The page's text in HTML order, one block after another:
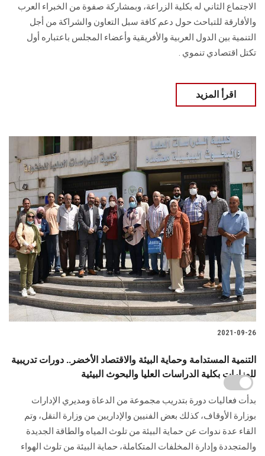
الاجتماع الثاني له بكلية الزراعة، وبمشاركة صفوة من الخبراء العرب
والأفارقة للتباحث حول دعم كافة سبل التعاون والشراكة من أجل
التنمية بين الدول العربية والأفريقية وأعضاء المجلس باعتباره أول
تكتل اقتصادي تنموي .
اقرأ المزيد
2021-09-26
التنمية المستدامة وحماية البيئة والاقتصاد الأخضر.. دورات تدريبية
للوزارات بكلية الدراسات العليا والبحوث البيئية
بدأت فعاليات دورة بتدريب مجموعة من الدعاة ومديري الإدارات
بوزارة الأوقاف، كذلك بعض الفنيين والإداريين من وزارة النقل، وتم
القاء عدة ندوات عن حماية البيئة من تلوث المياه والطاقة الجديدة
والمتجددة وإدارة المخلفات المتكاملة، حماية البيئة من تلوث الهواء